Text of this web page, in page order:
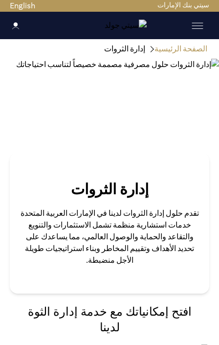
بنك الإمارات English
الرئيسية إدارة الثروات
إدارة الثروات
تقدم حلول إدارة الثروات لدينا في الإمارات العربية المتحدة
خدمات استشارية منظمة تشمل الاستثمارات والتنويع
والتقاعد والحماية والوصول العالمي، مما يساعدك على
تحديد الأهداف وتقييم المخاطر وبناء استراتيجيات طويلة
الأجل منضبطة.
افتح إمكانياتك مع خدمة إدارة الثوة
لدينا